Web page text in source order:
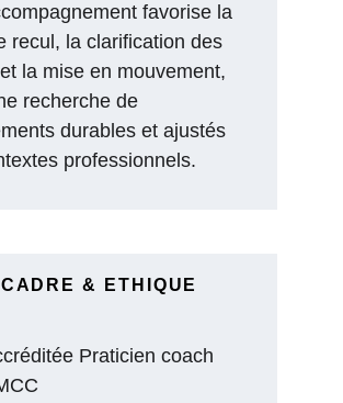
CADRE & ETHIQUE
Praticien coach
favorise la
recul, la clarification des
la mise en mouvement,
recherche de
durables et ajustés
professionnels.